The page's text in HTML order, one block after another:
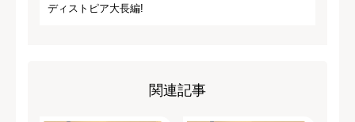
ディストピア大長編!
関連記事